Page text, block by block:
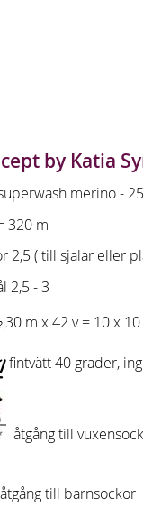
by Katia
merino -
320 m
2,5 ( till sjalar eller
2,5 - 3
30 m x 42 v = 10 x
fintvätt 40 grader,
åtgång till
åtgång till barnsockor